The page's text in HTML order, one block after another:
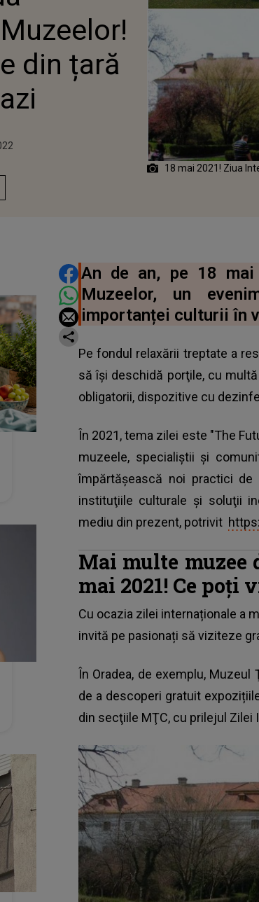
din țară
18 mai 2021! Ziua
DISTRIBUIE ARTICOLUL
An de an, pe 18
Muzeelor, un
importanței culturii în
Pe fondul relaxării treptate a
să îşi deschidă porţile, cu
obligatorii, dispozitive cu
În 2021, tema zilei este "The
muzeele, specialiştii şi
împărtăşească noi practici
instituţiile culturale şi soluţii
mediu din prezent, potrivit
Mai multe muzee
mai 2021! Ce poți
Cu ocazia zilei internaționale a
invită pe pasionați să viziteze
În Oradea, de exemplu,
de a descoperi gratuit
din secţiile MŢC, cu prilejul Zilei